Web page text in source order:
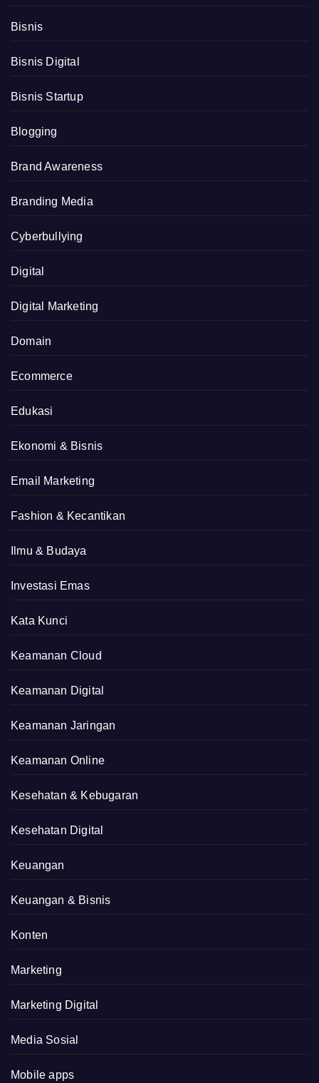
Bisnis
Bisnis Digital
Bisnis Startup
Blogging
Brand Awareness
Branding Media
Cyberbullying
Digital
Digital Marketing
Domain
Ecommerce
Edukasi
Ekonomi & Bisnis
Email Marketing
Fashion & Kecantikan
Ilmu & Budaya
Investasi Emas
Kata Kunci
Keamanan Cloud
Keamanan Digital
Keamanan Jaringan
Keamanan Online
Kesehatan & Kebugaran
Kesehatan Digital
Keuangan
Keuangan & Bisnis
Konten
Marketing
Marketing Digital
Media Sosial
Mobile apps